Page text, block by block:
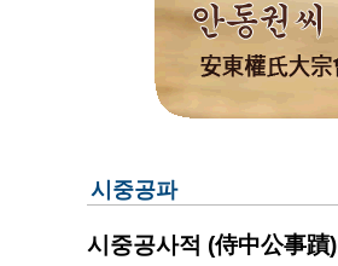
시중공파
시중공사적 (侍中公事蹟)